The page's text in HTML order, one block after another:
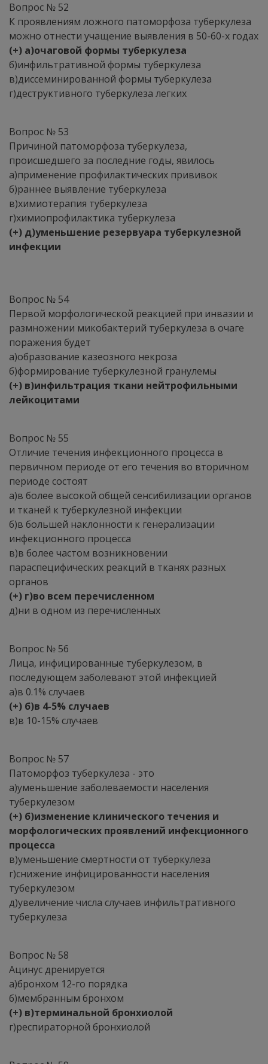
Вопрос № 52
К проявлениям ложного патоморфоза туберкулеза
можно отнести учащение выявления в 50-60-х годах
(+) а)очаговой формы туберкулеза
б)инфильтративной формы туберкулеза
в)диссеминированной формы туберкулеза
г)деструктивного туберкулеза легких
Вопрос № 53
Причиной патоморфоза туберкулеза,
происшедшего за последние годы, явилось
а)применение профилактических прививок
б)раннее выявление туберкулеза
в)химиотерапия туберкулеза
г)химиопрофилактика туберкулеза
(+) д)уменьшение резервуара туберкулезной
инфекции
Вопрос № 54
Первой морфологической реакцией при инвазии и
размножении микобактерий туберкулеза в очаге
поражения будет
а)образование казеозного некроза
б)формирование туберкулезной гранулемы
(+) в)инфильтрация ткани нейтрофильными
лейкоцитами
Вопрос № 55
Отличие течения инфекционного процесса в
первичном периоде от его течения во вторичном
периоде состоят
а)в более высокой общей сенсибилизации органов
и тканей к туберкулезной инфекции
б)в большей наклонности к генерализации
инфекционного процесса
в)в более частом возникновении
параспецифических реакций в тканях разных
органов
(+) г)во всем перечисленном
д)ни в одном из перечисленных
Вопрос № 56
Лица, инфицированные туберкулезом, в
последующем заболевают этой инфекцией
а)в 0.1% случаев
(+) б)в 4-5% случаев
в)в 10-15% случаев
Вопрос № 57
Патоморфоз туберкулеза - это
а)уменьшение заболеваемости населения
туберкулезом
(+) б)изменение клинического течения и
морфологических проявлений инфекционного
процесса
в)уменьшение смертности от туберкулеза
г)снижение инфицированности населения
туберкулезом
д)увеличение числа случаев инфильтративного
туберкулеза
Вопрос № 58
Ацинус дренируется
а)бронхом 12-го порядка
б)мембранным бронхом
(+) в)терминальной бронхиолой
г)респираторной бронхиолой